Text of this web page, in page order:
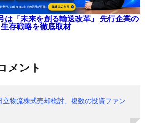
は「未来を創る輸送改革」 先行企業の
生存戦略を徹底取材
メント
立物流株式売却検討、複数の投資ファン